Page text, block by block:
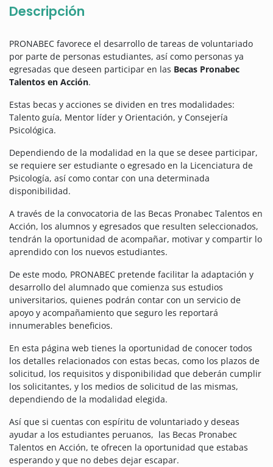
Descripción
PRONABEC favorece el desarrollo de tareas de voluntariado
por parte de personas estudiantes, así como personas ya
egresadas que deseen participar en las Becas Pronabec
Talentos en Acción.
Estas becas y acciones se dividen en tres modalidades:
Talento guía, Mentor líder y Orientación, y Consejería
Psicológica.
Dependiendo de la modalidad en la que se desee participar,
se requiere ser estudiante o egresado en la Licenciatura de
Psicología, así como contar con una determinada
disponibilidad.
A través de la convocatoria de las Becas Pronabec Talentos en
Acción, los alumnos y egresados que resulten seleccionados,
tendrán la oportunidad de acompañar, motivar y compartir lo
aprendido con los nuevos estudiantes.
De este modo, PRONABEC pretende facilitar la adaptación y
desarrollo del alumnado que comienza sus estudios
universitarios, quienes podrán contar con un servicio de
apoyo y acompañamiento que seguro les reportará
innumerables beneficios.
En esta página web tienes la oportunidad de conocer todos
los detalles relacionados con estas becas, como los plazos de
solicitud, los requisitos y disponibilidad que deberán cumplir
los solicitantes, y los medios de solicitud de las mismas,
dependiendo de la modalidad elegida.
Así que si cuentas con espíritu de voluntariado y deseas
ayudar a los estudiantes peruanos, las Becas Pronabec
Talentos en Acción, te ofrecen la oportunidad que estabas
esperando y que no debes dejar escapar.